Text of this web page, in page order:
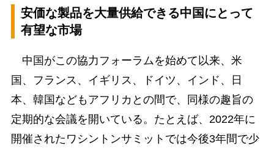
安価な製品を大量供給できる中国にとって
有望な市場
中国がこの協力フォーラムを始めて以来、米
国、フランス、イギリス、ドイツ、インド、日
本、韓国などもアフリカとの間で、同様の趣旨の
定期的な会議を開いている。たとえば、2022年に
開催されたワシントンサミットでは今後3年間で少